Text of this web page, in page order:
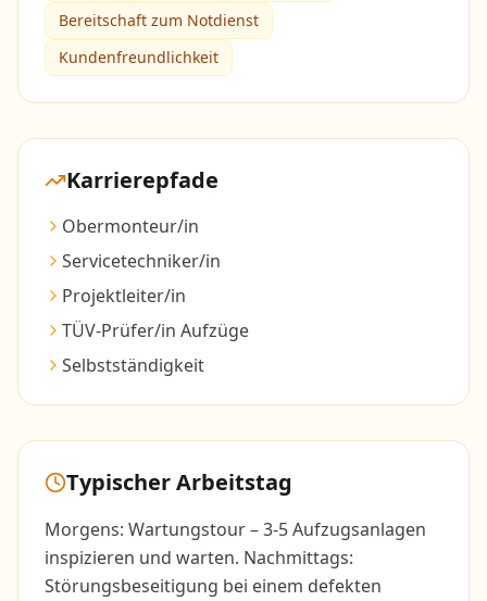
Bereitschaft zum Notdienst
Kundenfreundlichkeit
Karrierepfade
Obermonteur/in
Servicetechniker/in
Projektleiter/in
TÜV-Prüfer/in Aufzüge
Selbstständigkeit
Typischer Arbeitstag
Morgens: Wartungstour – 3-5 Aufzugsanlagen
inspizieren und warten. Nachmittags:
Störungsbeseitigung bei einem defekten